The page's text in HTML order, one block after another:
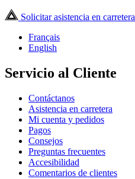
Solicitar asistencia en carretera
Français
English
Servicio al Cliente
Contáctanos
Asistencia en carretera
Mi cuenta y pedidos
Pagos
Consejos
Preguntas frecuentes
Accesibilidad
Comentarios de clientes